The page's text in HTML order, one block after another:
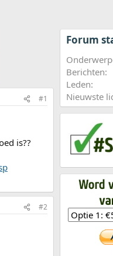
#1
is??
#2
Forum
Berichten
Leden
Nieuwste